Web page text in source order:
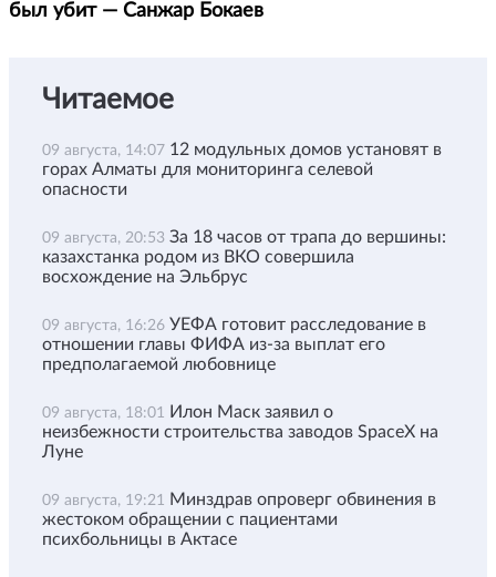
был убит — Санжар Бокаев
Читаемое
09 августа, 14:07 12 модульных домов установят в
горах Алматы для мониторинга селевой
опасности
09 августа, 20:53 За 18 часов от трапа до вершины:
казахстанка родом из ВКО совершила
восхождение на Эльбрус
09 августа, 16:26 УЕФА готовит расследование в
отношении главы ФИФА из-за выплат его
предполагаемой любовнице
09 августа, 18:01 Илон Маск заявил о
неизбежности строительства заводов SpaceX на
Луне
09 августа, 19:21 Минздрав опроверг обвинения в
жестоком обращении с пациентами
психбольницы в Актасе